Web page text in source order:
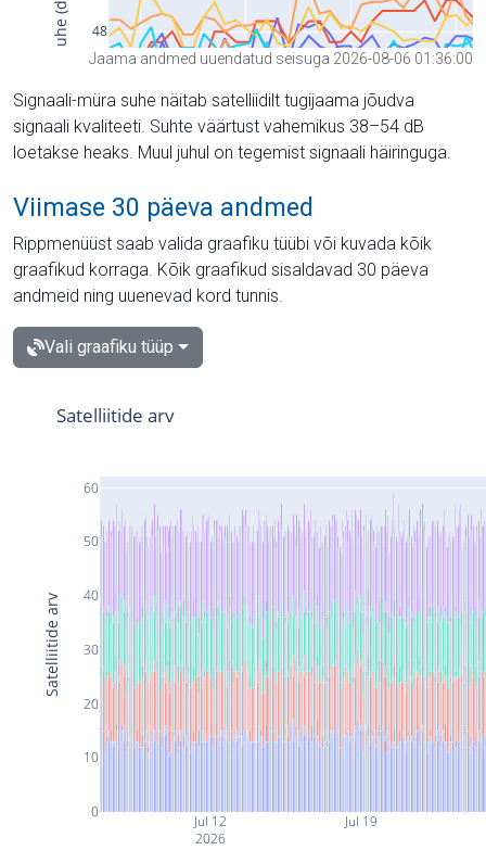
Jaama andmed uuendatud seisuga 2026-08-06 01:36:00
Signaali-müra suhe näitab satelliidilt tugijaama jõudva
signaali kvaliteeti. Suhte väärtust vahemikus 38–54 dB
loetakse heaks. Muul juhul on tegemist signaali häiringuga.
Viimase 30 päeva andmed
Rippmenüüst saab valida graafiku tüübi või kuvada kõik
graafikud korraga. Kõik graafikud sisaldavad 30 päeva
andmeid ning uuenevad kord tunnis.
Vali graafiku tüüp
Jul 12
2026
Jul 19
0
10
20
30
40
50
60
Satelliitide arv
Satelliitide arv